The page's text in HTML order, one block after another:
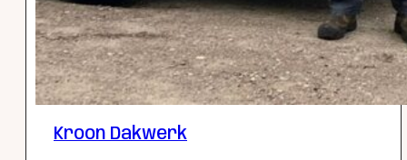
Kroon Dakwerk